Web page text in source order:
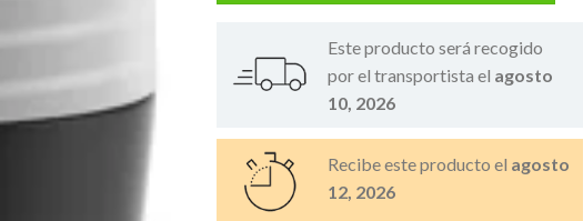
Este producto será recogido
por el transportista el agosto
10, 2026
Recibe este producto el agosto
12, 2026